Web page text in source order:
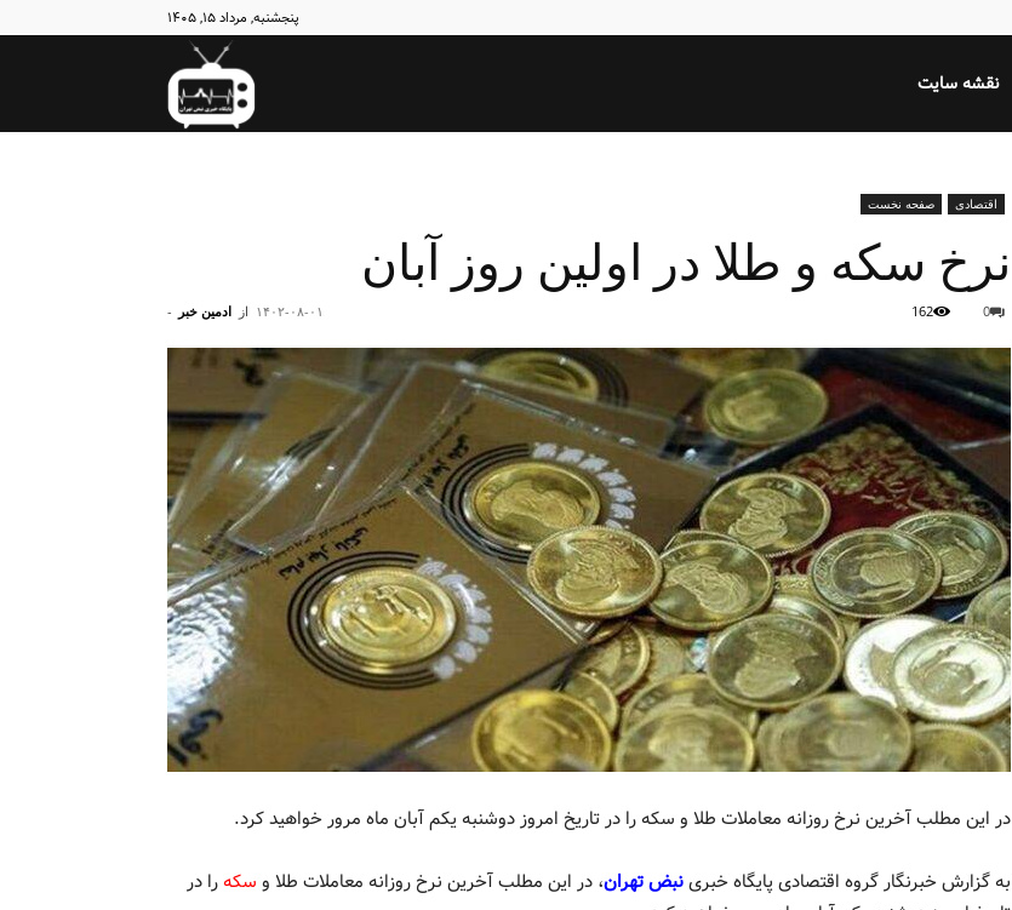
پنجشنبه, مرداد ۱۵, ۱۴۰۵
نبض نقشه سایت
اقتصادی صفحه نخست
نرخ سکه و طلا در اولین روز آبان
از ادمین خبر - ۱۴۰۲-۰۸-۰۱ 0
162
در این مطلب آخرین نرخ روزانه معاملات طلا و سکه را در تاریخ امروز دوشنبه یکم آبان ماه مرور خواهید کرد.
به گزارش خبرنگار گروه اقتصادی پایگاه خبرینبض تهران، در این مطلب آخرین نرخ روزانه معاملات طلا و سکه را در